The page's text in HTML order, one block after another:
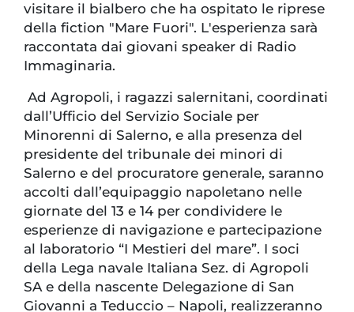
visitare il bialbero che ha ospitato le riprese
della fiction "Mare Fuori". L'esperienza sarà
raccontata dai giovani speaker di Radio
Immaginaria.
Ad Agropoli, i ragazzi salernitani, coordinati
dall’Ufficio del Servizio Sociale per
Minorenni di Salerno, e alla presenza del
presidente del tribunale dei minori di
Salerno e del procuratore generale, saranno
accolti dall’equipaggio napoletano nelle
giornate del 13 e 14 per condividere le
esperienze di navigazione e partecipazione
al laboratorio “I Mestieri del mare”. I soci
della Lega navale Italiana Sez. di Agropoli
SA e della nascente Delegazione di San
Giovanni a Teduccio – Napoli, realizzeranno